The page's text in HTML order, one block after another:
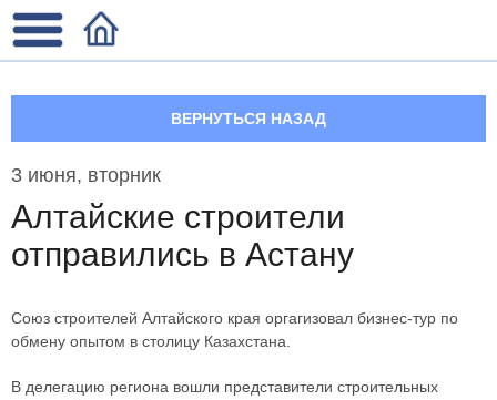
ВЕРНУТЬСЯ НАЗАД
3 июня, вторник
Алтайские строители
отправились в Астану
Союз строителей Алтайского края оргагизовал бизнес-тур по
обмену опытом в столицу Казахстана.
В делегацию региона вошли представители строительных